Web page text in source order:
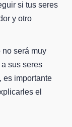
si tus seres
y otro
no será muy
sus seres
es importante
el